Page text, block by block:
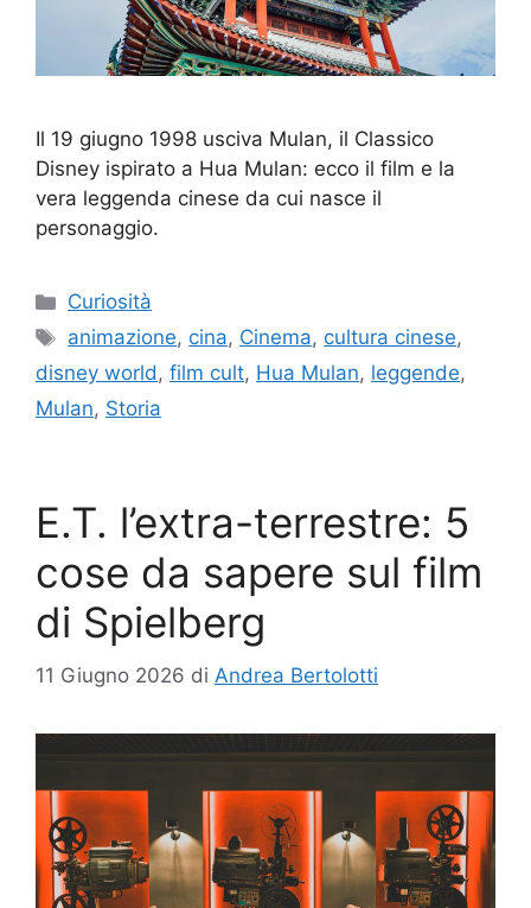
Il 19 giugno 1998 usciva Mulan, il Classico
Disney ispirato a Hua Mulan: ecco il film e la
vera leggenda cinese da cui nasce il
personaggio.
Categorie
Curiosità
Tag
animazione, cina, Cinema, cultura cinese,
disney world, film cult, Hua Mulan, leggende,
Mulan, Storia
E.T. l’extra-terrestre: 5
cose da sapere sul film
di Spielberg
11 Giugno 2026 di Andrea Bertolotti